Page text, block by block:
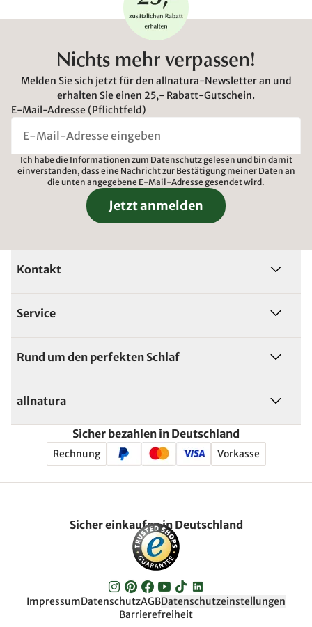
Nichts mehr verpassen!
Melden Sie sich jetzt für den allnatura-Newsletter an und
erhalten Sie einen 25,- Rabatt-Gutschein.
E-Mail-Adresse (Pflichtfeld)
Ich habe die Informationen zum Datenschutzgelesen und bin damit
einverstanden, dass eine Nachricht zur Bestätigung meiner Daten an
die unten angegebene E-Mail-Adresse gesendet wird.
Jetzt anmelden
Kontakt
Service
Rund um den perfekten Schlaf
allnatura
Sicher bezahlen in Deutschland
Rechnung Vorkasse
Sicher einkaufen in Deutschland
ImpressumDatenschutzAGBDatenschutzeinstellungen
Barrierefreiheit